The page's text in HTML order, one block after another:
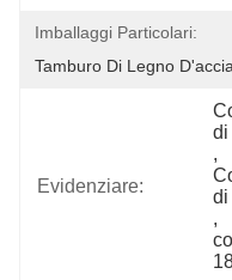
Imballaggi Particolari:
Tamburo Di Legno
Evidenziare:
di
,
di
,